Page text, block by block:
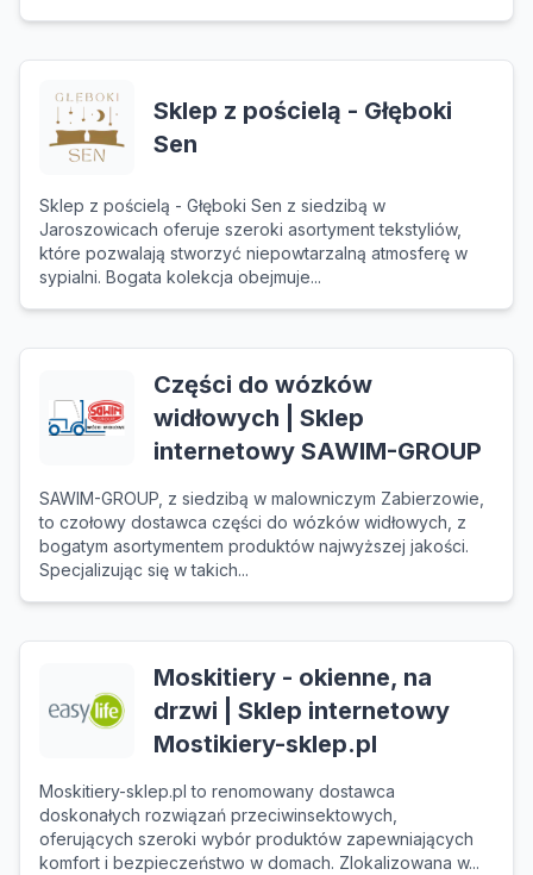
Sklep z pościelą - Głęboki
Sen
Sklep z pościelą - Głęboki Sen z siedzibą w
Jaroszowicach oferuje szeroki asortyment tekstyliów,
które pozwalają stworzyć niepowtarzalną atmosferę w
sypialni. Bogata kolekcja obejmuje...
Części do wózków
widłowych | Sklep
internetowy SAWIM-GROUP
SAWIM-GROUP, z siedzibą w malowniczym Zabierzowie,
to czołowy dostawca części do wózków widłowych, z
bogatym asortymentem produktów najwyższej jakości.
Specjalizując się w takich...
Moskitiery - okienne, na
drzwi | Sklep internetowy
Mostikiery-sklep.pl
Moskitiery-sklep.pl to renomowany dostawca
doskonałych rozwiązań przeciwinsektowych,
oferujących szeroki wybór produktów zapewniających
komfort i bezpieczeństwo w domach. Zlokalizowana w...